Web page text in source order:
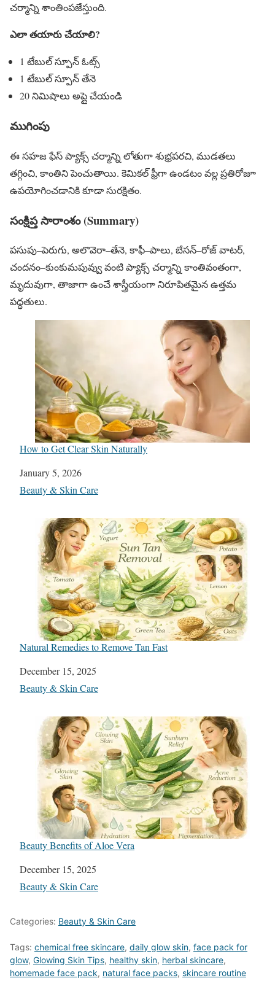
చర్మాన్ని శాంతింపజేస్తుంది.
ఎలా తయారు చేయాలి?
1 టేబుల్ స్పూన్ ఓట్స్
1 టేబుల్ స్పూన్ తేనె
20 నిమిషాలు అప్లై చేయండి
ముగింపు
ఈ సహజ ఫేస్ ప్యాక్స్ చర్మాన్ని లోతుగా శుభ్రపరచి, ముడతలు
తగ్గించి, కాంతిని పెంచుతాయి. కెమికల్ ఫ్రీగా ఉండటం వల్ల ప్రతిరోజూ
ఉపయోగించడానికి కూడా సురక్షితం.
సంక్షిప్త సారాంశం (Summary)
పసుపు–పెరుగు, అలొవెరా–తేనె, కాఫీ–పాలు, బేసన్–రోజ్ వాటర్,
చందనం–కుంకుమపువ్వు వంటి ప్యాక్స్ చర్మాన్ని కాంతివంతంగా,
మృదువుగా, తాజాగా ఉంచే శాస్త్రీయంగా నిరూపితమైన ఉత్తమ
పద్ధతులు.
How to Get Clear Skin Naturally
Date
January 5, 2026
In relation to
Beauty & Skin Care
Natural Remedies to Remove Tan Fast
Date
December 15, 2025
In relation to
Beauty & Skin Care
Beauty Benefits of Aloe Vera
Date
December 15, 2025
In relation to
Beauty & Skin Care
Categories: Beauty & Skin Care
Tags: chemical free skincare, daily glow skin, face pack for
glow, Glowing Skin Tips, healthy skin, herbal skincare,
homemade face pack, natural face packs, skincare routine